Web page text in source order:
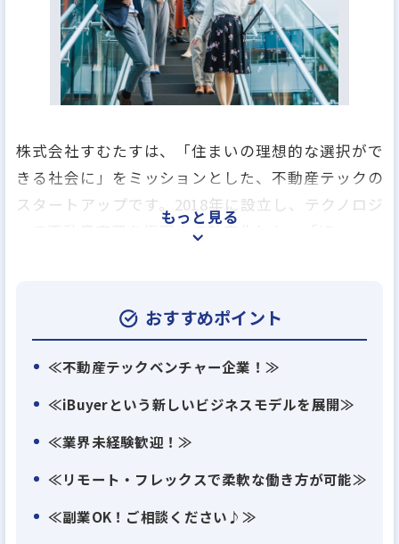
株式会社すむたすは、「住まいの理想的な選択がで
きる社会に」をミッションとした、不動産テックの
スタートアップです。2018年に設立し、テクノロジ
ーで不動産売買を極限まで効率化した、「iBuyer」
◆【「住む」に価値を「足す」】
近年、新築住宅が増える一方で、多くの中古物件は
すむたすでは中古住宅を再生し、住まいに新たな価
値を提供しています。
る社会へ】
もっと見る
おすすめポイント
≪不動産テックベンチャー企業！≫
≪iBuyerという新しいビジネスモデルを展開≫
≪業界未経験歓迎！≫
≪リモート・フレックスで柔軟な働き方が可能≫
≪副業OK！ご相談ください♪≫